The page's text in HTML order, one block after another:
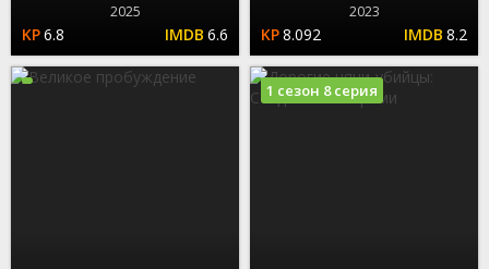
2025
6.8 6.6
2023
8.092 8.2
1 сезон 8 серия